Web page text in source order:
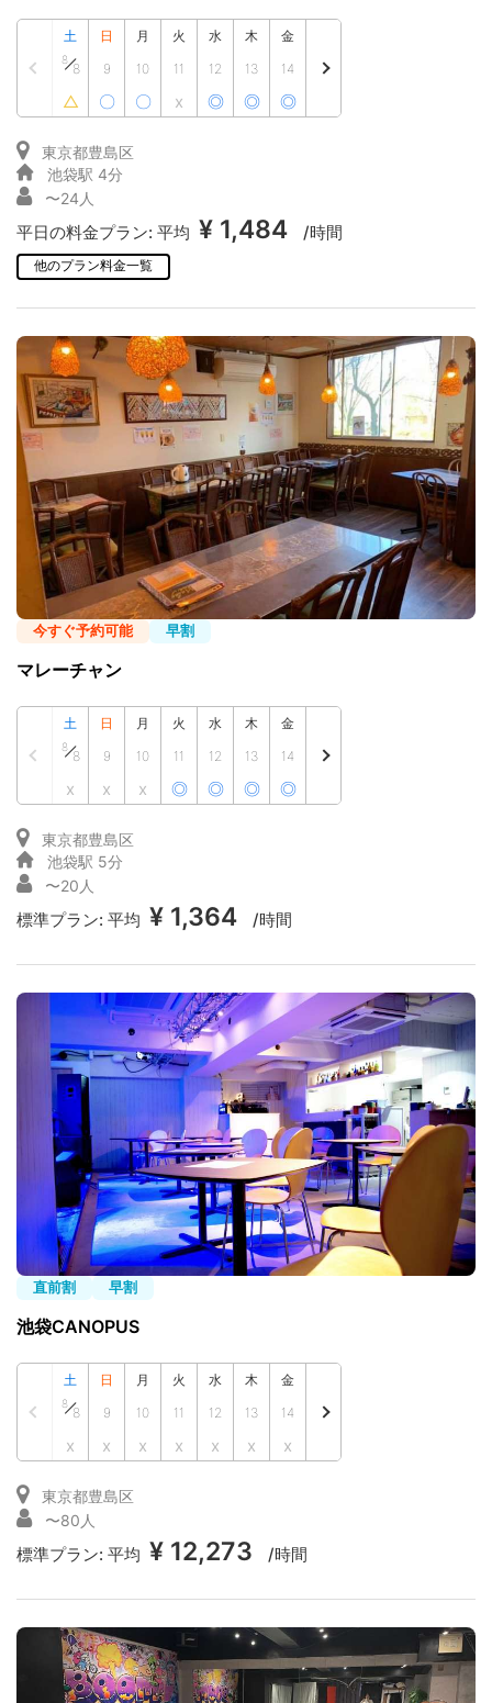
土
8
8
△
日
9
〇
月
10
〇
火
11
x
水
12
◎
木
13
◎
金
14
◎
東京都豊島区
池袋駅 4分
〜24人
平日の料金プラン: 平均 ¥ 1,484 /時間
他のプラン料金一覧
今すぐ予約可能 早割
マレーチャン
土
8
8
x
日
9
x
月
10
x
火
11
◎
水
12
◎
木
13
◎
金
14
◎
東京都豊島区
池袋駅 5分
〜20人
標準プラン: 平均 ¥ 1,364 /時間
直前割 早割
池袋CANOPUS
土
8
8
x
日
9
x
月
10
x
火
11
x
水
12
x
木
13
x
金
14
x
東京都豊島区
〜80人
標準プラン: 平均 ¥ 12,273 /時間